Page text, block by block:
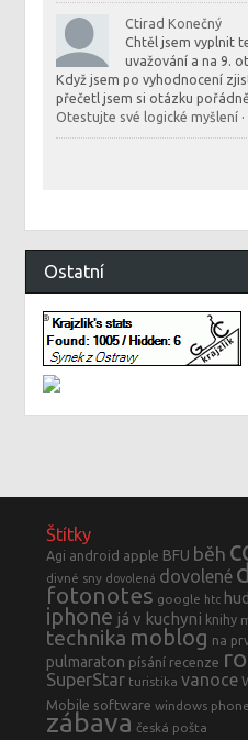
Ctirad Konečný
Chtěl jsem vyplnit
uvažování a na 9.
Když jsem po vyhodnocení
přečetl jsem si otázku
Otestujte své logické myšlení ·
Ostatní
Štítky
Agi android apple BFU běh
divné sny dovolená dovolené
fotonotes google htc
iphone já v kuchyni knihy
technika moblog na
pulmaraton písání recenze
SuperStar turistika vanoce
Mobile software windows phone
zábava česká pošta